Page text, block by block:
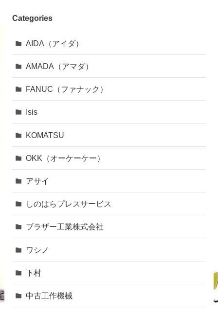
Categories
AIDA（アイダ）
AMADA（アマダ）
FANUC（ファナック）
Isis
KOMATSU
OKK（オーケーケー）
アサイ
しのはらプレスサービス
ブラザー工業株式会社
ワシノ
下村
中古工作機械